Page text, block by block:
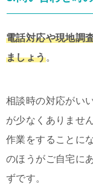
電話対応や現地調
ましょう。
相談時の対応がい
が少なくありませ
作業をすることに
のほうがご自宅に
ずです。